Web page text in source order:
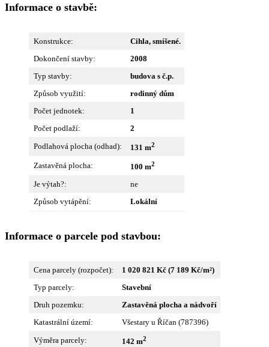
Informace o stavbě:
Konstrukce:
Cihla, smíšené.
Dokončení stavby:
2008
Typ stavby:
budova s č.p.
Způsob využití:
rodinný dům
Počet jednotek:
1
Počet podlaží:
2
Podlahová plocha (odhad):
131 m2
Zastavěná plocha: 100 m2
Je výtah?:
ne
Způsob vytápění:
Lokální
Informace o parcele pod stavbou:
Cena parcely (rozpočet): 1 020 821 Kč (7 189 Kč/m²)
Typ parcely:
Stavební
Druh pozemku:
Zastavěná plocha a nádvoří
Katastrální území:
Všestary u Říčan (787396)
Výměra parcely:
142 m2